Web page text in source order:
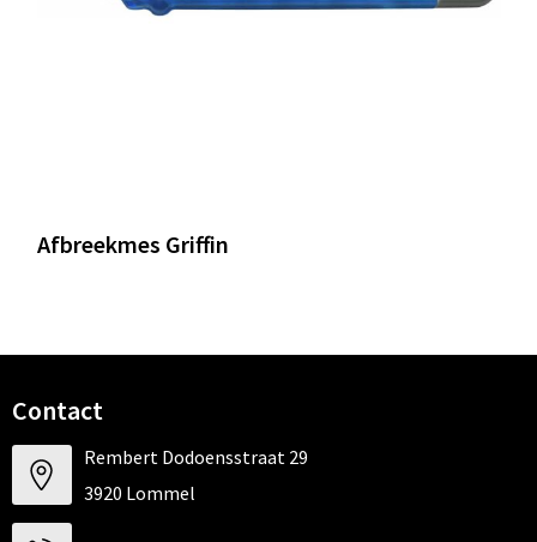
Afbreekmes Griffin
Contact
Rembert Dodoensstraat 29
3920 Lommel